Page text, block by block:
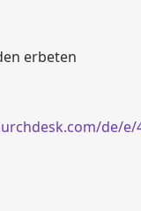
erbeten
de/e/